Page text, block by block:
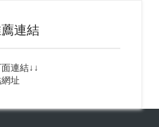
連結
連結↓↓
址